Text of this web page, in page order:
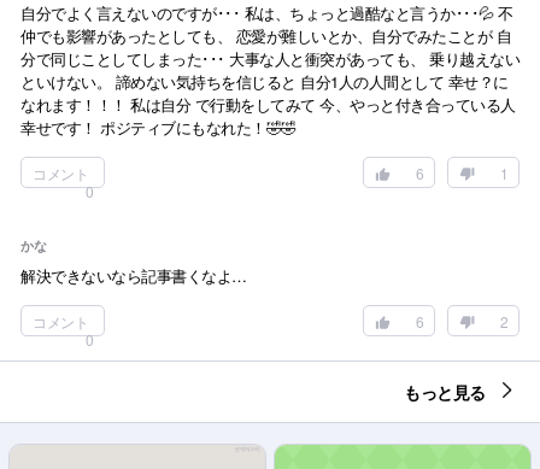
自分でよく言えないのですが･･･ 私は、ちょっと過酷なと言うか･･･💦 不
仲でも影響があったとしても、 恋愛が難しいとか、自分でみたことが 自
分で同じことしてしまった･･･ 大事な人と衝突があっても、 乗り越えない
といけない。 諦めない気持ちを信じると 自分1人の人間として 幸せ？に
なれます！！！ 私は自分 で行動をしてみて 今、やっと付き合っている人
幸せです！ ポジティブにもなれた！🤣🤣
コメント
0
1
6
かな
解決できないなら記事書くなよ…
コメント
0
2
6
もっと見る